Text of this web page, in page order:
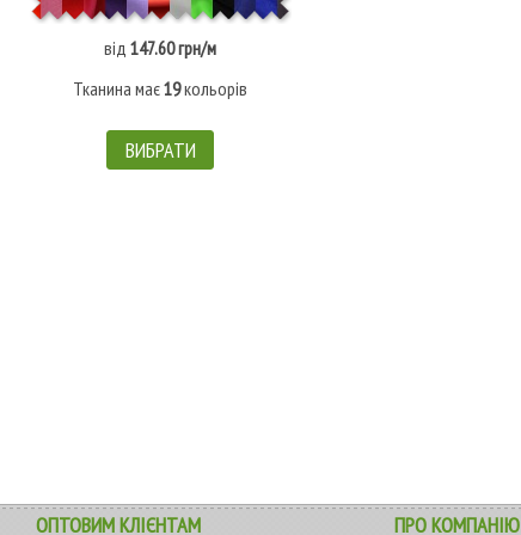
від 147.60 грн/м
Тканина має19кольорів
ВИБРАТИ
ОПТОВИМ КЛІЄНТАМ ПРО КОМПАНІЮ